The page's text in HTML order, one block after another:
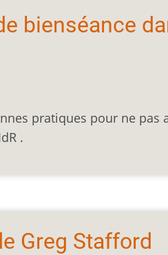
bienséance
pratiques pour ne
.
Greg Stafford